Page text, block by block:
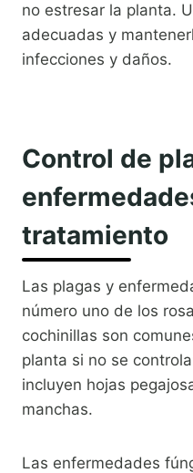
no estresar la planta.
adecuadas y
infecciones y daños.
Control de
tratamiento
Las plagas y
número uno de los
cochinillas son
planta si no se
incluyen hojas
manchas.
Las enfermedades